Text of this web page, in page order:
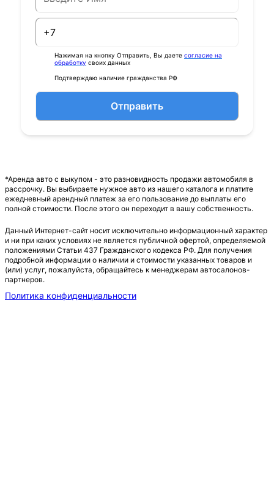
Нажимая на кнопку Отправить, Вы даете согласие на
обработку своих данных
Подтверждаю наличие гражданства РФ
Отправить
*Аренда авто с выкупом - это разновидность продажи автомобиля в
рассрочку. Вы выбираете нужное авто из нашего каталога и платите
ежедневный арендный платеж за его пользование до выплаты его
полной стоимости. После этого он переходит в вашу собственность.
Данный Интернет-сайт носит исключительно информационный характер
и ни при каких условиях не является публичной офертой, определяемой
положениями Статьи 437 Гражданского кодекса РФ. Для получения
подробной информации о наличии и стоимости указанных товаров и
(или) услуг, пожалуйста, обращайтесь к менеджерам автосалонов-
партнеров.
Политика конфиденциальности